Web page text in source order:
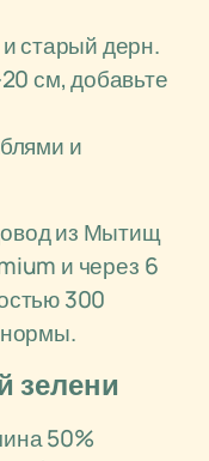
старый дерн.
см, добавьте
и
из Мытищ
и через 6
300
зелени
50%